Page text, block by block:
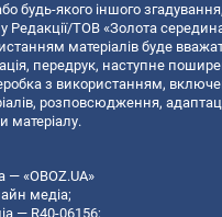
будь-якого іншого
Редакції/ТОВ «Золота
матеріалів буде
передрук, наступне
з використанням,
розповсюдження,
матеріалу.
— «OBOZ.UA»
медіа;
— R40-06156;